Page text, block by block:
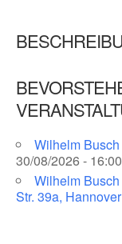
Wilhelm
30/08/2026 -
Wilhelm
Str. 39a, Hannover